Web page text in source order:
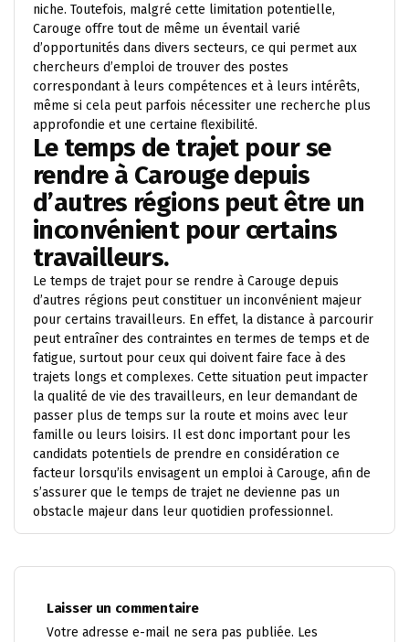
niche. Toutefois, malgré cette limitation potentielle,
Carouge offre tout de même un éventail varié
d’opportunités dans divers secteurs, ce qui permet aux
chercheurs d’emploi de trouver des postes
correspondant à leurs compétences et à leurs intérêts,
même si cela peut parfois nécessiter une recherche plus
approfondie et une certaine flexibilité.
Le temps de trajet pour se
rendre à Carouge depuis
d’autres régions peut être un
inconvénient pour certains
travailleurs.
Le temps de trajet pour se rendre à Carouge depuis
d’autres régions peut constituer un inconvénient majeur
pour certains travailleurs. En effet, la distance à parcourir
peut entraîner des contraintes en termes de temps et de
fatigue, surtout pour ceux qui doivent faire face à des
trajets longs et complexes. Cette situation peut impacter
la qualité de vie des travailleurs, en leur demandant de
passer plus de temps sur la route et moins avec leur
famille ou leurs loisirs. Il est donc important pour les
candidats potentiels de prendre en considération ce
facteur lorsqu’ils envisagent un emploi à Carouge, afin de
s’assurer que le temps de trajet ne devienne pas un
obstacle majeur dans leur quotidien professionnel.
Laisser un commentaire
Votre adresse e-mail ne sera pas publiée. Les